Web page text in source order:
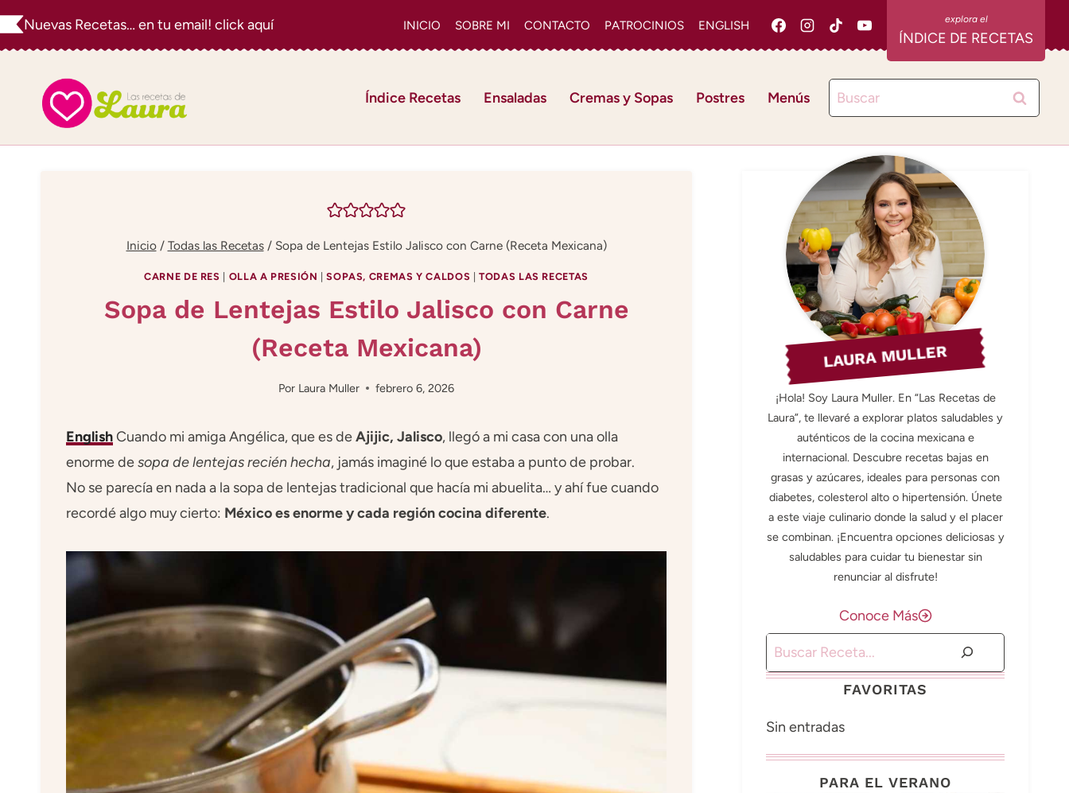
Saltar
al
Nuevas Recetas… en tu email! click aquí INICIO SOBRE MI CONTACTO PATROCINIOS ENGLISH
ÍNDICE DE RECETAS
Índice Recetas Ensaladas Cremas y Sopas Postres Menús Buscar:
Inicio / Todas las Recetas / Sopa de Lentejas Estilo Jalisco con Carne (Receta Mexicana)
CARNE DE RES OLLA A PRESIÓN |SOPAS, CREMAS Y CALDOS |TODAS LAS RECETAS
Sopa de Lentejas Estilo Jalisco con Carne
(Receta Mexicana)
Por Laura Muller febrero 6, 2026
EnglishCuando mi amiga Angélica, que es deAjijic, Jalisco, llegó a mi casa con una olla
enorme desopa de lentejas recién hecha, jamás imaginé lo que estaba a punto de probar.
No se parecía en nada a la sopa de lentejas tradicional que hacía mi abuelita… y ahí fue cuando
recordé algo muy cierto: México es enorme y cada región cocina diferente.
LAURA MULLER
¡Hola! Soy Laura Muller. En “Las Recetas de
Laura”, te llevaré a explorar platos saludables y
auténticos de la cocina mexicana e
internacional. Descubre recetas bajas en
grasas y azúcares, ideales para personas con
diabetes, colesterol alto o hipertensión. Únete
a este viaje culinario donde la salud y el placer
se combinan. ¡Encuentra opciones deliciosas y
saludables para cuidar tu bienestar sin
renunciar al disfrute!
Conoce Más
Buscar
FAVORITAS
Sin entradas
PARA EL VERANO